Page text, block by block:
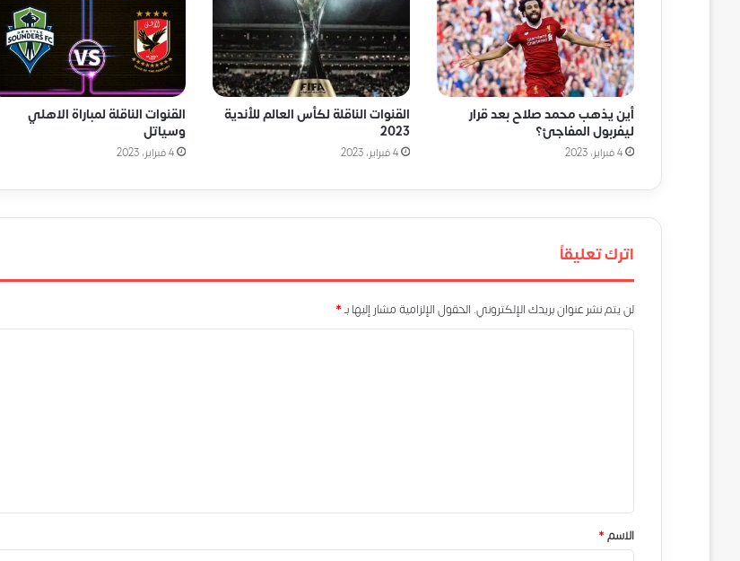
أين يذهب محمد صلاح بعد قرار
ليفربول المفاجئ؟
4 فبراير، 2023
القنوات الناقلة لكأس العالم للأندية
2023
4 فبراير، 2023
القنوات الناقلة لمباراة الاهلي
وسياتل
4 فبراير، 2023
اترك تعليقاً
لن يتم نشر عنوان بريدك الإلكتروني. الحقول الإلزامية مشار إليها بـ*
*
الاسم*